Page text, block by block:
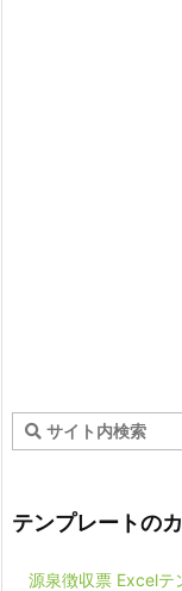
テンプレートの
源泉徴収票 Excelテ